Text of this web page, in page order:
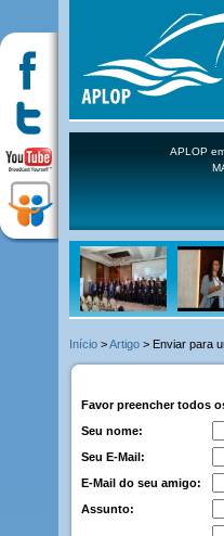
APLOP
Início >Artigo > Enviar para
Favor preencher todos
Seu nome:
Seu E-Mail:
E-Mail do seu amigo:
Assunto: